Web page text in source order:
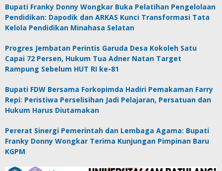
Bupati Franky Donny Wongkar Buka Pelatihan Pengelolaan
Pendidikan: Dapodik dan ARKAS Kunci Transformasi Tata
Kelola Pendidikan Minahasa Selatan
Progres Jembatan Perintis Garuda Desa Kokoleh Satu
Capai 72 Persen, Hukum Tua Adner Natan Target
Rampung Sebelum HUT RI ke-81
Bupati FDW Bersama Forkopimda Hadiri Pemakaman Farry
Repi: Peristiwa Perselisihan Jadi Pelajaran, Persatuan dan
Hukum Harus Diutamakan
Pererat Sinergi Pemerintah dan Lembaga Agama: Bupati
Franky Donny Wongkar Terima Kunjungan Pimpinan Baru
KGPM